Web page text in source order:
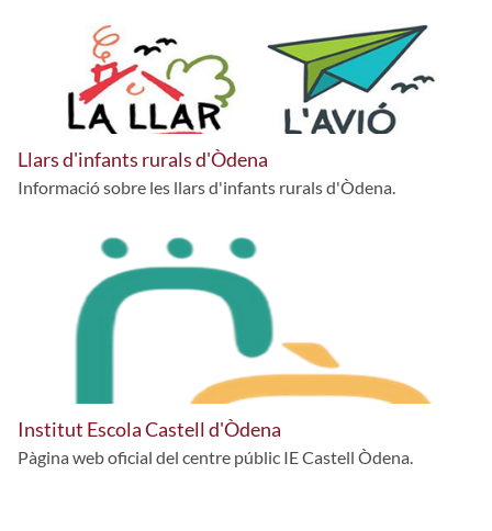
Llars d'infants rurals d'Òdena
Informació sobre les llars d'infants rurals d'Òdena.
Institut Escola Castell d'Òdena
Pàgina web oficial del centre públic IE Castell Òdena.